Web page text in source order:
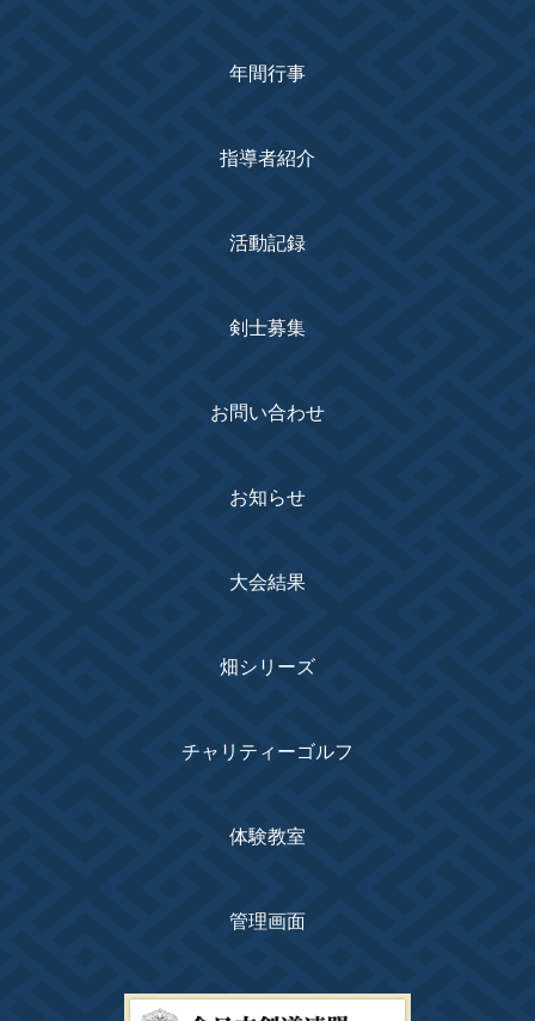
年間行事
指導者紹介
活動記録
剣士募集
お問い合わせ
お知らせ
大会結果
畑シリーズ
チャリティーゴルフ
体験教室
管理画面